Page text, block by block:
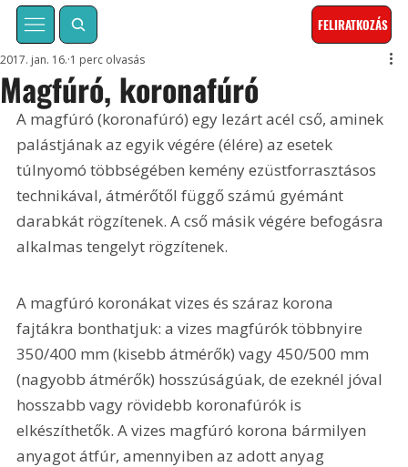
FELIRATKOZÁS
Magfúró, koronafúró
2017. jan. 16. 1 perc olvasás
A magfúró (koronafúró) egy lezárt acél cső, aminek
palástjának az egyik végére (élére) az esetek
túlnyomó többségében kemény ezüstforrasztásos
technikával, átmérőtől függő számú gyémánt
darabkát rögzítenek. A cső másik végére befogásra
alkalmas tengelyt rögzítenek.
A magfúró koronákat vizes és száraz korona
fajtákra bonthatjuk: a vizes magfúrók többnyire
350/400 mm (kisebb átmérők) vagy 450/500 mm
(nagyobb átmérők) hosszúságúak, de ezeknél jóval
hosszabb vagy rövidebb koronafúrók is
elkészíthetők. A vizes magfúró korona bármilyen
anyagot átfúr, amennyiben az adott anyag